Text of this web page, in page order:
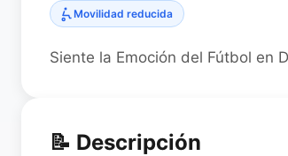
Movilidad reducida
Siente la Emoción del Fútbol en
📝 Descripción